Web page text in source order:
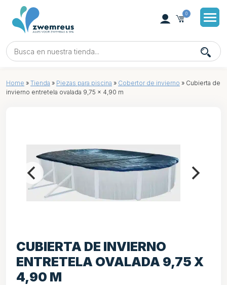
0
Home » Tienda » Piezas para piscina » Cobertor de invierno » Cubierta de
invierno entretela ovalada 9,75 x 4,90 m
CUBIERTA DE INVIERNO
ENTRETELA OVALADA 9,75 X
4,90 M